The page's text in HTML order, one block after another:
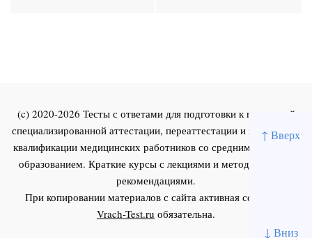
↑ Вверх
↓ Вниз
(c) 2020-2026 Тесты с ответами для подготовки к первичной
специализированной аттестации, переаттестации и повышения
квалификации медицинских работников со средним и высшим
образованием. Краткие курсы с лекциями и методическими
рекомендациями.
При копировании материалов с сайта активная ссылка на
Vrach-Test.ru обязательна.